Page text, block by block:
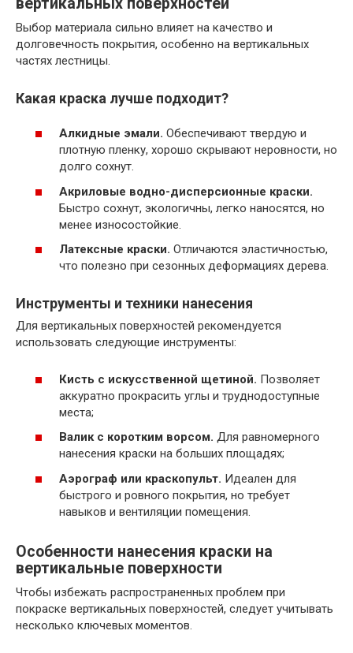
Выбор материала сильно влияет на качество и
долговечность покрытия, особенно на вертикальных
частях лестницы.
Какая краска лучше подходит?
Алкидные эмали. Обеспечивают твердую и
плотную пленку, хорошо скрывают неровности, но
долго сохнут.
Акриловые водно-дисперсионные краски.
Быстро сохнут, экологичны, легко наносятся, но
менее износостойкие.
Латексные краски. Отличаются эластичностью,
что полезно при сезонных деформациях дерева.
Инструменты и техники нанесения
Для вертикальных поверхностей рекомендуется
использовать следующие инструменты:
Кисть с искусственной щетиной. Позволяет
аккуратно прокрасить углы и труднодоступные
места;
Валик с коротким ворсом. Для равномерного
нанесения краски на больших площадях;
Аэрограф или краскопульт. Идеален для
быстрого и ровного покрытия, но требует
навыков и вентиляции помещения.
Особенности нанесения краски на
вертикальные поверхности
Чтобы избежать распространенных проблем при
покраске вертикальных поверхностей, следует учитывать
несколько ключевых моментов.